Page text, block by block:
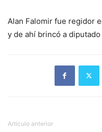
Alan Falomir fue regidor
y de ahí brincó a
Artículo anterior